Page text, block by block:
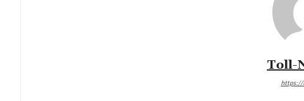
Toll-
https://